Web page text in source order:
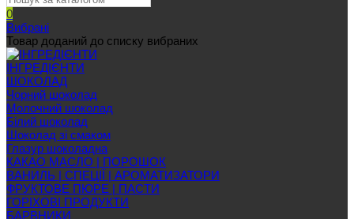
0
Вибрані
Товар доданий до списку вибраних
ІНГРЕДІЄНТИ
ШОКОЛАД
Чорний шоколад
Молочний шоколад
Білий шоколад
Шоколад зі смаком
Глазур шоколадна
КАКАО МАСЛО | ПОРОШОК
ВАНИЛЬ | СПЕЦІЇ | АРОМАТИЗАТОРИ
ФРУКТОВЕ ПЮРЕ | ПАСТИ
ГОРІХОВІ ПРОДУКТИ
БАРВНИКИ